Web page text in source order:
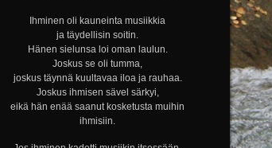
Ihminen oli kauneinta musiikkia
ja täydellisin soitin.
Hänen sielunsa loi oman laulun.
Joskus se oli tumma,
joskus täynnä kuultavaa iloa ja rauhaa.
Joskus ihmisen sävel särkyi,
eikä hän enää saanut kosketusta muihin
ihmisiin.